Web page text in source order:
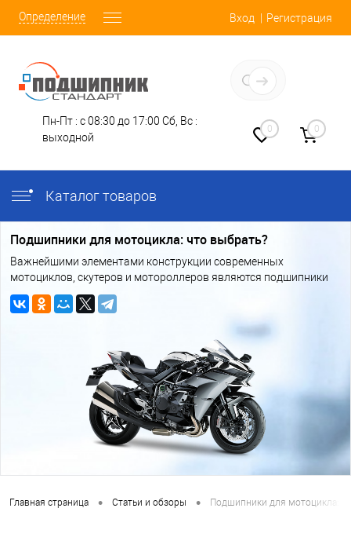
Определение Вход Регистрация
Пн-Пт : с 08:30 до 17:00 Сб, Вс :
выходной
0 0
Каталог товаров
Подшипники для мотоцикла: что выбрать?
Важнейшими элементами конструкции современных
мотоциклов, скутеров и мотороллеров являются подшипники
Главная страница • Статьи и обзоры • Подшипники для мотоцикла: